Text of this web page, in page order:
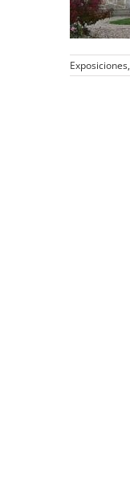
Exposiciones,